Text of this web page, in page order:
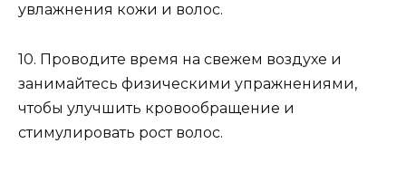
увлажнения кожи и волос.
10. Проводите время на свежем воздухе и
занимайтесь физическими упражнениями,
чтобы улучшить кровообращение и
стимулировать рост волос.